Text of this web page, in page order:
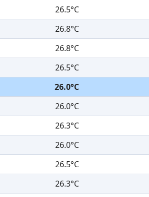
26.5°C
26.8°C
26.8°C
26.5°C
26.0°C
26.0°C
26.3°C
26.0°C
26.5°C
26.3°C